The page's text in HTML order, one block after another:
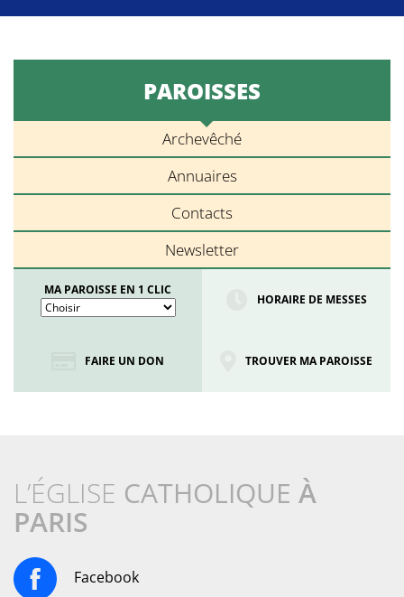
PAROISSES
Archevêché
Annuaires
Contacts
Newsletter
MA PAROISSE EN 1 CLIC
HORAIRE DE MESSES
FAIRE UN DON TROUVER MA PAROISSE
L’ÉGLISE CATHOLIQUE À
PARIS
Facebook